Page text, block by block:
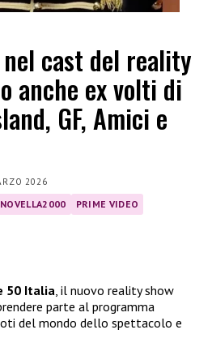
cast del reality
anche ex volti di
GF, Amici e
2026
NOVELLA2000
PRIME VIDEO
50 Italia , il nuovo reality show
parte al programma
del mondo dello spettacolo e